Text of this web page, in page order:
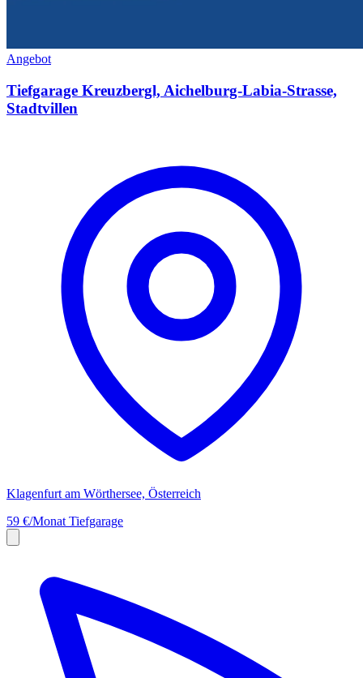
Angebot
Tiefgarage Kreuzbergl, Aichelburg-Labia-Strasse,
Stadtvillen
Klagenfurt am Wörthersee, Österreich
59 €/Monat Tiefgarage